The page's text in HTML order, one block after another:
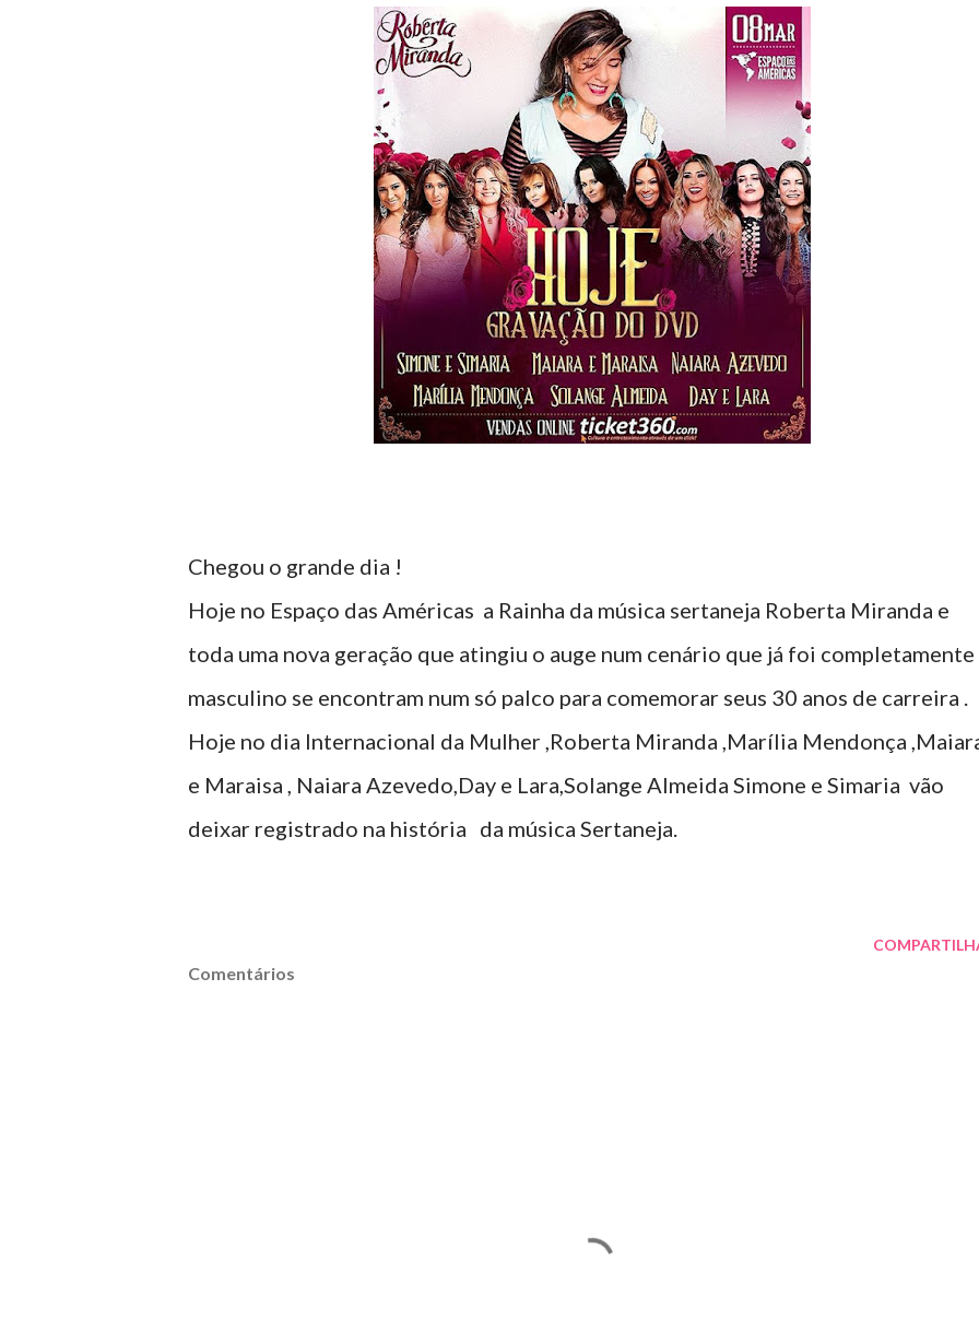
Chegou o grande dia !
Hoje no Espaço das Américas a Rainha da música sertaneja Roberta Miranda e
toda uma nova geração que atingiu o auge num cenário que já foi completamente
masculino se encontram num só palco para comemorar seus 30 anos de carreira .
Hoje no dia Internacional da Mulher ,Roberta Miranda ,Marília Mendonça
e Maraisa , Naiara Azevedo,Day e Lara,Solange Almeida Simone e Simaria vão
deixar registrado na história da música Sertaneja.
Comentários